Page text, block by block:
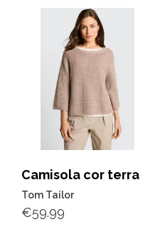
Camisola cor terra
Tom Tailor
€59.99